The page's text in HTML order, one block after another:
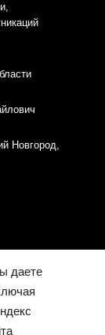
Новгород,
файлов
даете